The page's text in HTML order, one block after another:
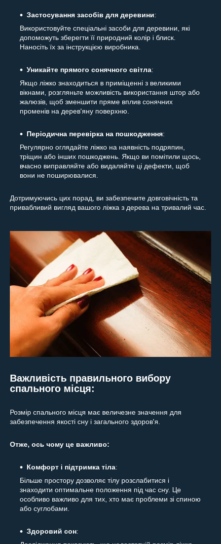
Застосування засобів для деревини:
Використовуйте спеціальні засоби для деревини, які
допоможуть зберегти її природний колір і блиск.
Наносіть їх за інструкцією виробника.
Уникайте прямого сонячного світла:
Якщо ліжко знаходиться в приміщенні з великими
вікнами, розгляньте можливість використання штор або
жалюзів, щоб зменшити пряме вплив сонячних
променів на дерев'яну поверхню.
Періодична перевірка на пошкодження:
Регулярно оглядайте ліжко на наявність подряпин,
тріщин або інших пошкоджень. Якщо ви помітили щось,
вчасно виправляйте або видаляйте ці дефекти, щоб
вони не поширювалися.
Дотримуючись цих порад, ви забезпечите довговічність та
привабливий вигляд вашого ліжка з дерева на тривалий час.
Важливість правильного вибору
спального місця:
Розмір спального місця має величезне значення для
забезпечення якості сну і загального здоров'я.
Отже, ось чому це важливо:
Комфорт і підтримка тіла:
Більше простору дозволяє тілу розслабитися і
знаходити оптимальне положення під час сну. Це
особливо важливо для тих, хто має проблеми зі спиною
або суглобами.
Здоровий сон: